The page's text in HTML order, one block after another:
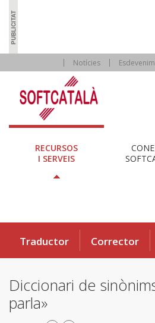
Notícies
RECURSOS
I SERVEIS
Traductor Corrector
Diccionari de
parla»